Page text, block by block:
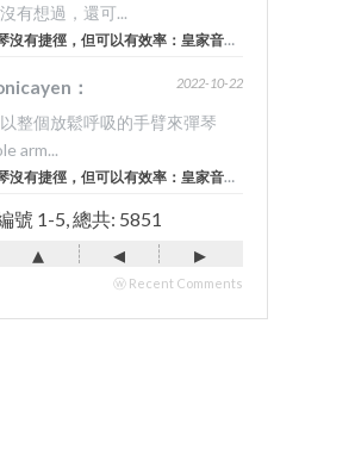
有想過，還可...
有捷徑，但可以有效率：皇家音樂院的20堂美學筆記 #5
2022-10-22
：
整個放鬆呼吸的手臂來彈琴
arm...
有捷徑，但可以有效率：皇家音樂院的20堂美學筆記 #5
號 1-5, 總共: 5851
▴ ◂ ▸
ⓦ Recent Comments